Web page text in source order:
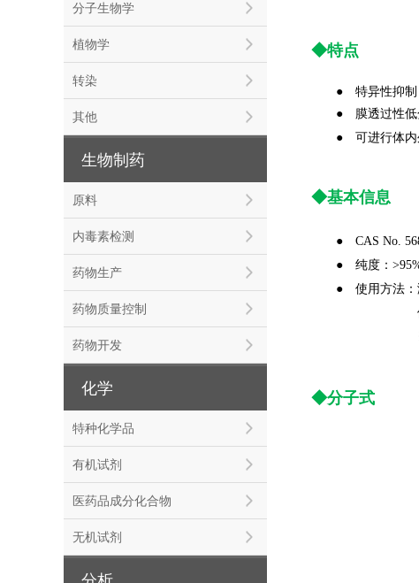
分子生物学
植物学
转染
其他
生物制药
原料
内毒素检测
药物生产
药物质量控制
药物开发
化学
特种化学品
有机试剂
医药品成分化合物
无机试剂
◆特点
● 特异性抑制
● 膜透过性
● 可进行体
◆基本信息
● CAS No.
● 纯度：
● 使用方法：
◆分子式